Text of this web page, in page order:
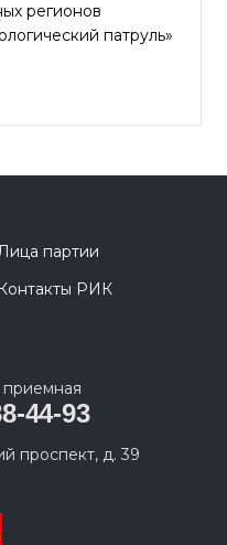
регионов
патруль»
партии
Контакты РИК
44-93
проспект, д. 39